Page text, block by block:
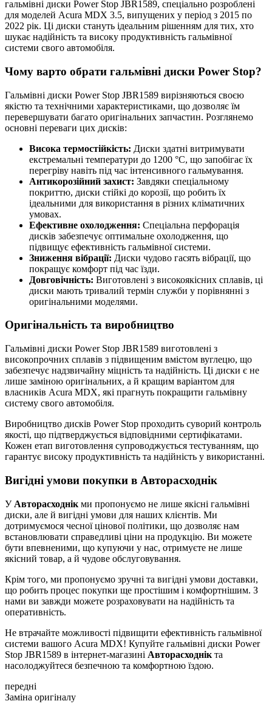
гальмівні диски Power Stop JBR1589, спеціально розроблені
для моделей Acura MDX 3.5, випущених у період з 2015 по
2022 рік. Ці диски стануть ідеальним рішенням для тих, хто
шукає надійність та високу продуктивність гальмівної
системи свого автомобіля.
Чому варто обрати гальмівні диски Power Stop?
Гальмівні диски Power Stop JBR1589 вирізняються своєю
якістю та технічними характеристиками, що дозволяє їм
перевершувати багато оригінальних запчастин. Розглянемо
основні переваги цих дисків:
Висока термостійкість: Диски здатні витримувати
екстремальні температури до 1200 °C, що запобігає їх
перегріву навіть під час інтенсивного гальмування.
Антикорозійний захист: Завдяки спеціальному
покриттю, диски стійкі до корозії, що робить їх
ідеальними для використання в різних кліматичних
умовах.
Ефективне охолодження: Спеціальна перфорація
дисків забезпечує оптимальне охолодження, що
підвищує ефективність гальмівної системи.
Зниження вібрації: Диски чудово гасять вібрації, що
покращує комфорт під час їзди.
Довговічність: Виготовлені з високоякісних сплавів, ці
диски мають тривалий термін служби у порівнянні з
оригінальними моделями.
Оригінальність та виробництво
Гальмівні диски Power Stop JBR1589 виготовлені з
високопрочних сплавів з підвищеним вмістом вуглецю, що
забезпечує надзвичайну міцність та надійність. Ці диски є не
лише заміною оригінальних, а й кращим варіантом для
власників Acura MDX, які прагнуть покращити гальмівну
систему свого автомобіля.
Виробництво дисків Power Stop проходить суворий контроль
якості, що підтверджується відповідними сертифікатами.
Кожен етап виготовлення супроводжується тестуванням, що
гарантує високу продуктивність та надійність у використанні.
Вигідні умови покупки в Авторасходнік
У Авторасходнік ми пропонуємо не лише якісні гальмівні
диски, але й вигідні умови для наших клієнтів. Ми
дотримуємося чесної цінової політики, що дозволяє нам
встановлювати справедливі ціни на продукцію. Ви можете
бути впевненими, що купуючи у нас, отримуєте не лише
якісний товар, а й чудове обслуговування.
Крім того, ми пропонуємо зручні та вигідні умови доставки,
що робить процес покупки ще простішим і комфортнішим. З
нами ви завжди можете розраховувати на надійність та
оперативність.
Не втрачайте можливості підвищити ефективність гальмівної
системи вашого Acura MDX! Купуйте гальмівні диски Power
Stop JBR1589 в інтернет-магазині Авторасходнік та
насолоджуйтеся безпечною та комфортною їздою.
передні
Заміна оригіналу